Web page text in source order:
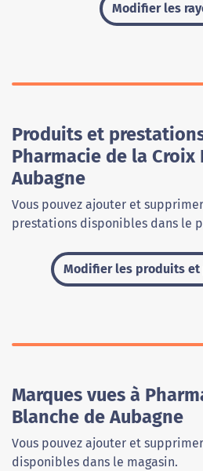
Modifier les
Produits et
Pharmacie de la Croix
Aubagne
Vous pouvez ajouter et
prestations disponibles dans le
Modifier les produits
Marques vues à
Blanche de Aubagne
Vous pouvez ajouter et
disponibles dans le magasin.